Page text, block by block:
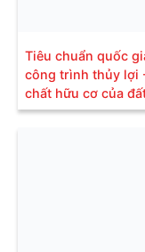
Tiêu chuẩn quốc
công trình thủy lợi
chất hữu cơ của